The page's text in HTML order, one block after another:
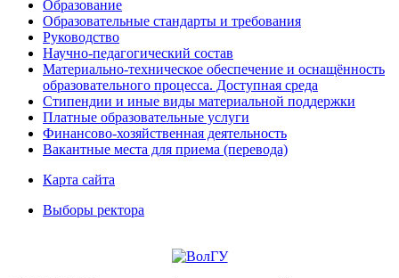
Образование
Образовательные стандарты и требования
Руководство
Научно-педагогический состав
Материально-техническое обеспечение и оснащённость
образовательного процесса. Доступная среда
Стипендии и иные виды материальной поддержки
Платные образовательные услуги
Финансово-хозяйственная деятельность
Вакантные места для приема (перевода)
Карта сайта
Выборы ректора